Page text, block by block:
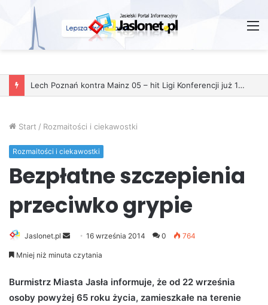
Lech Poznań kontra Mainz 05 – hit Ligi Konferencji już 11 grudnia
Start / Rozmaitości i ciekawostki
Rozmaitości i ciekawostki
Bezpłatne szczepienia
przeciwko grypie
Jaslonet.pl
d
a
16 września 2014 0 764
Mniej niż minuta czytania
Burmistrz Miasta Jasła informuje, że od 22 września
osoby powyżej 65 roku życia, zamieszkałe na terenie